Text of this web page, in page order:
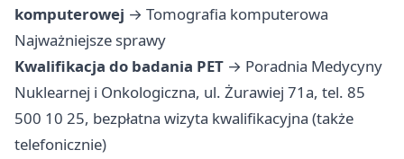
komputerowej → Tomografia komputerowa
Najważniejsze sprawy
Kwalifikacja do badania PET → Poradnia Medycyny
Nuklearnej i Onkologiczna, ul. Żurawiej 71a, tel. 85
500 10 25, bezpłatna wizyta kwalifikacyjna (także
telefonicznie)